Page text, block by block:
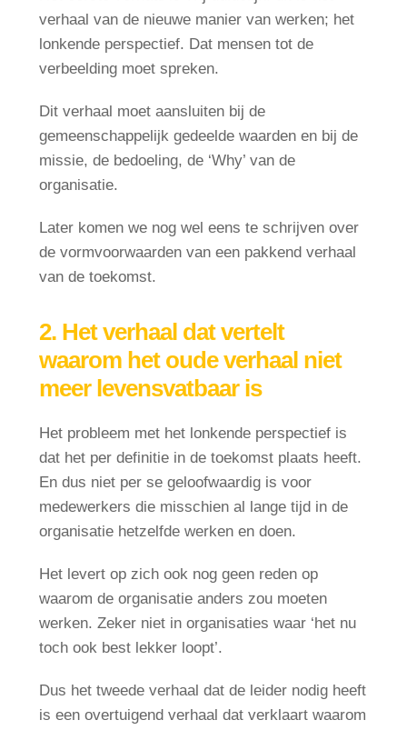
verhaal van de nieuwe manier van werken; het
lonkende perspectief. Dat mensen tot de
verbeelding moet spreken.
Dit verhaal moet aansluiten bij de
gemeenschappelijk gedeelde waarden en bij de
missie, de bedoeling, de ‘Why’ van de
organisatie.
Later komen we nog wel eens te schrijven over
de vormvoorwaarden van een pakkend verhaal
van de toekomst.
2. Het verhaal dat vertelt
waarom het oude verhaal niet
meer levensvatbaar is
Het probleem met het lonkende perspectief is
dat het per definitie in de toekomst plaats heeft.
En dus niet per se geloofwaardig is voor
medewerkers die misschien al lange tijd in de
organisatie hetzelfde werken en doen.
Het levert op zich ook nog geen reden op
waarom de organisatie anders zou moeten
werken. Zeker niet in organisaties waar ‘het nu
toch ook best lekker loopt’.
Dus het tweede verhaal dat de leider nodig heeft
is een overtuigend verhaal dat verklaart waarom